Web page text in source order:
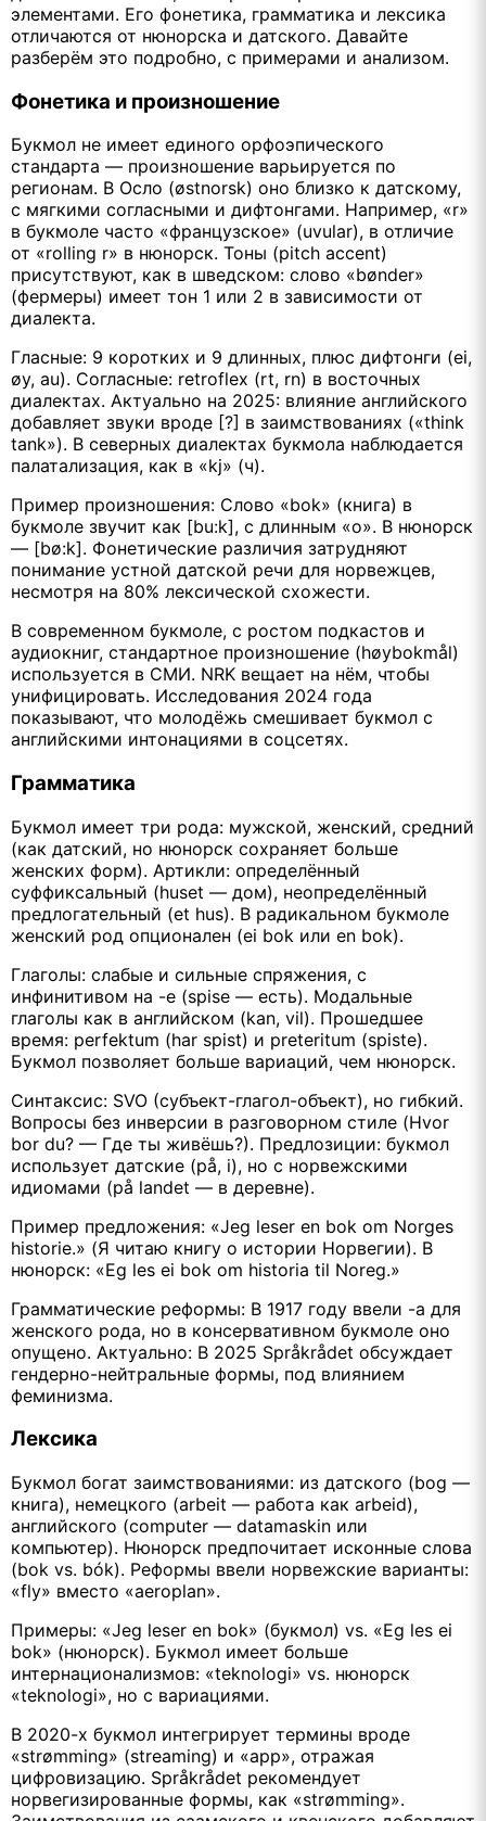
элементами. Его фонетика, грамматика и лексика
отличаются от нюнорска и датского. Давайте
разберём это подробно, с примерами и анализом.
Фонетика и произношение
Букмол не имеет единого орфоэпического
стандарта — произношение варьируется по
регионам. В Осло (østnorsk) оно близко к датскому,
с мягкими согласными и дифтонгами. Например, «r»
в букмоле часто «французское» (uvular), в отличие
от «rolling r» в нюнорск. Тоны (pitch accent)
присутствуют, как в шведском: слово «bønder»
(фермеры) имеет тон 1 или 2 в зависимости от
диалекта.
Гласные: 9 коротких и 9 длинных, плюс дифтонги (ei,
øy, au). Согласные: retroflex (rt, rn) в восточных
диалектах. Актуально на 2025: влияние английского
добавляет звуки вроде [?] в заимствованиях («think
tank»). В северных диалектах букмола наблюдается
палатализация, как в «kj» (ч).
Пример произношения: Слово «bok» (книга) в
букмоле звучит как [bu:k], с длинным «o». В нюнорск
— [bø:k]. Фонетические различия затрудняют
понимание устной датской речи для норвежцев,
несмотря на 80% лексической схожести.
В современном букмоле, с ростом подкастов и
аудиокниг, стандартное произношение (høybokmål)
используется в СМИ. NRK вещает на нём, чтобы
унифицировать. Исследования 2024 года
показывают, что молодёжь смешивает букмол с
английскими интонациями в соцсетях.
Грамматика
Букмол имеет три рода: мужской, женский, средний
(как датский, но нюнорск сохраняет больше
женских форм). Артикли: определённый
суффиксальный (huset — дом), неопределённый
предлогательный (et hus). В радикальном букмоле
женский род опционален (ei bok или en bok).
Глаголы: слабые и сильные спряжения, с
инфинитивом на -e (spise — есть). Модальные
глаголы как в английском (kan, vil). Прошедшее
время: perfektum (har spist) и preteritum (spiste).
Букмол позволяет больше вариаций, чем нюнорск.
Синтаксис: SVO (субъект-глагол-объект), но гибкий.
Вопросы без инверсии в разговорном стиле (Hvor
bor du? — Где ты живёшь?). Предлозиции: букмол
использует датские (på, i), но с норвежскими
идиомами (på landet — в деревне).
Пример предложения: «Jeg leser en bok om Norges
historie.» (Я читаю книгу о истории Норвегии). В
нюнорск: «Eg les ei bok om historia til Noreg.»
Грамматические реформы: В 1917 году ввели -a для
женского рода, но в консервативном букмоле оно
опущено. Актуально: В 2025 Språkrådet обсуждает
гендерно-нейтральные формы, под влиянием
феминизма.
Лексика
Букмол богат заимствованиями: из датского (bog —
книга), немецкого (arbeit — работа как arbeid),
английского (computer — datamaskin или
компьютер). Нюнорск предпочитает исконные слова
(bok vs. bók). Реформы ввели норвежские варианты:
«fly» вместо «aeroplan».
Примеры: «Jeg leser en bok» (букмол) vs. «Eg les ei
bok» (нюнорск). Букмол имеет больше
интернационализмов: «teknologi» vs. нюнорск
«teknologi», но с вариациями.
В 2020-х букмол интегрирует термины вроде
«strømming» (streaming) и «app», отражая
цифровизацию. Språkrådet рекомендует
норвегизированные формы, как «strømming».